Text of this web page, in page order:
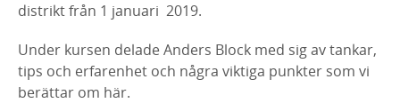
distrikt från 1 januari 2019.
Under kursen delade Anders Block med sig av tankar,
tips och erfarenhet och några viktiga punkter som vi
berättar om här.